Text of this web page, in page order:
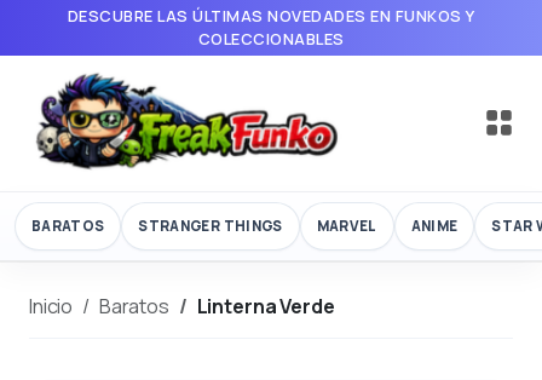
DESCUBRE LAS ÚLTIMAS NOVEDADES EN FUNKOS Y
COLECCIONABLES
BARATOS STRANGER THINGS MARVEL ANIME STAR
Inicio Baratos Linterna Verde